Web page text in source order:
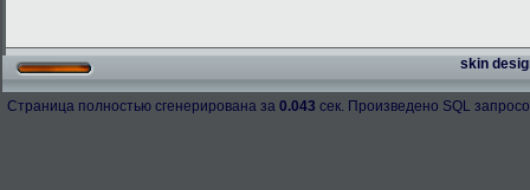
skin
Страница полностью сгенерирована за 0.043 сек. Произведено SQL